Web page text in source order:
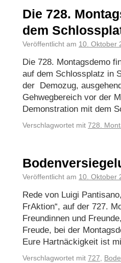
Die 728.
dem
Veröffentlicht am 10. Oktober
Die 728. Montagsdemo
auf dem Schlossplatz in
der Demozug,
Gehwegbereich vor der
Demonstration mit dem
Verschlagwortet mit 728.
Veröffentlicht am 10. Oktober
Rede von Luigi
FrAktion“, auf der 727.
Freundinnen und
Freude, bei der
Eure Hartnäckigkeit ist
Verschlagwortet mit 727,